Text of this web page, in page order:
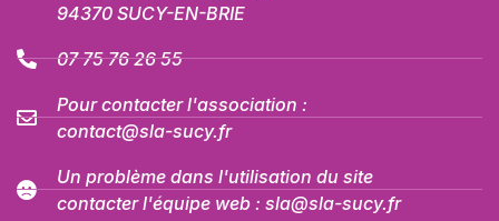
94370 SUCY-EN-BRIE
07 75 76 26 55
Pour contacter l'association :
contact@sla-sucy.fr
Un problème dans l'utilisation du site
contacter l'équipe web : sla@sla-sucy.fr